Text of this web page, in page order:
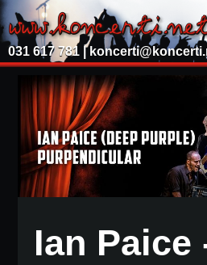
031 617 781 |
Ian Paice